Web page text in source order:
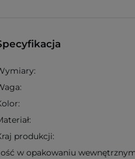
produkcji:
w opakowaniu